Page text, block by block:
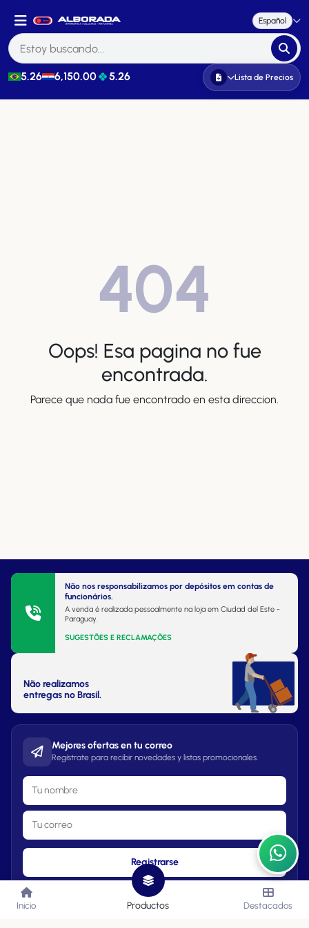
Español
5.26 6,150.00 5.26 Lista de Precios
404
Oops! Esa pagina no fue
encontrada.
Parece que nada fue encontrado en esta direccion.
Não nos responsabilizamos por depósitos em contas de
funcionários.
A venda é realizada pessoalmente na loja em Ciudad del Este -
Paraguay.
SUGESTÕES E RECLAMAÇÕES
Não realizamos
entregas no Brasil.
Mejores ofertas en tu correo
Regístrate para recibir novedades y listas promocionales.
Registrarse
Inicio Productos Destacados